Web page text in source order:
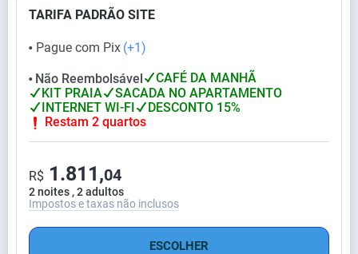
TARIFA PADRÃO SITE
⬤ Pague com Pix (+1)
⬤ Não Reembolsável
CAFÉ DA MANHÃ
KIT PRAIA
SACADA NO APARTAMENTO
INTERNET WI-FI
DESCONTO 15%
Restam 2 quartos
2 noites , 2 adultos
R$ 1.811,04
Impostos e taxas não inclusos
ESCOLHER